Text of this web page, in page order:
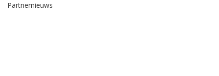
Partnernieuws